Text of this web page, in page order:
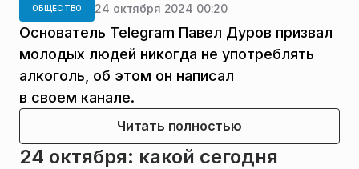
ОБЩЕСТВО 24 октября 2024 00:20
Основатель Telegram Павел Дуров призвал
молодых людей никогда не употреблять
алкоголь, об этом он написал
в своем канале.
Читать полностью
24 октября: какой сегодня